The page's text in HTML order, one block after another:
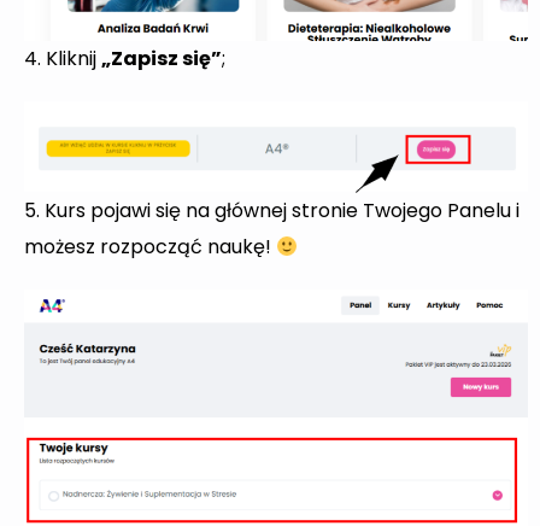
4. Kliknij„Zapisz się”;
5. Kurs pojawi się na głównej stronie Twojego Panelu i
możesz rozpocząć naukę!